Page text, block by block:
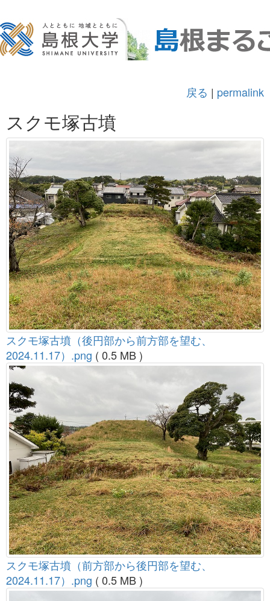
戻る | permalink
スクモ塚古墳
スクモ塚古墳（後円部から前方部を望む、
2024.11.17）.png ( 0.5 MB )
スクモ塚古墳（前方部から後円部を望む、
2024.11.17）.png ( 0.5 MB )